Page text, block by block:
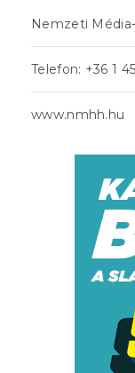
Nemzeti
Telefon: +36 1
www.nmhh.hu